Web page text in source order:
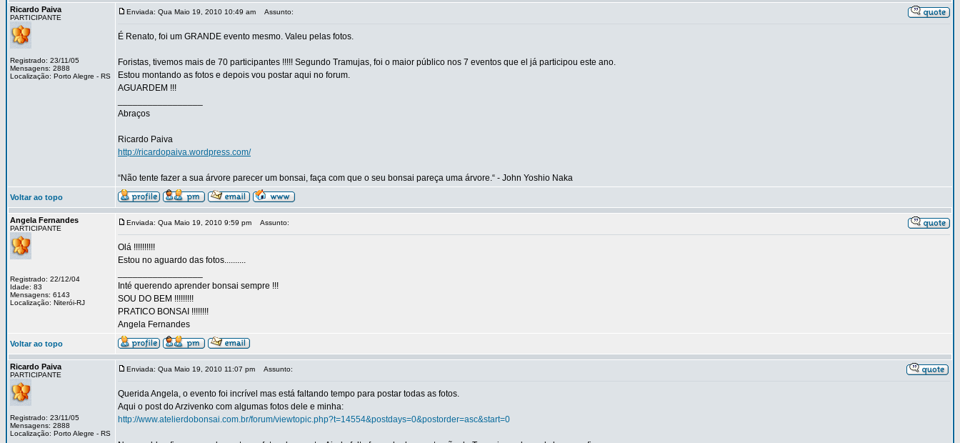
Ricardo Paiva
PARTICIPANTE
Registrado: 23/11/05
Mensagens: 2888
Localização: Porto Alegre - RS
Enviada: Qua Maio 19, 2010 10:49 am Assunto:
É Renato, foi um GRANDE evento mesmo. Valeu pelas fotos.
Foristas, tivemos mais de 70 participantes !!!!! Segundo Tramujas, foi o maior público nos 7 eventos que el já participou este ano.
Estou montando as fotos e depois vou postar aqui no forum.
AGUARDEM !!!
Abraços
Ricardo Paiva
http://ricardopaiva.wordpress.com/
“Não tente fazer a sua árvore parecer um bonsai, faça com que o seu bonsai pareça uma árvore.“ - John Yoshio Naka
Voltar ao topo
Angela Fernandes
PARTICIPANTE
Registrado: 22/12/04
Idade: 83
Mensagens: 6143
Localização: Niterói-RJ
Enviada: Qua Maio 19, 2010 9:59 pm Assunto:
Olá !!!!!!!!!!
Estou no aguardo das fotos..........
Inté querendo aprender bonsai sempre !!!
SOU DO BEM !!!!!!!!!
PRATICO BONSAI !!!!!!!!
Angela Fernandes
Voltar ao topo
Ricardo Paiva
PARTICIPANTE
Registrado: 23/11/05
Mensagens: 2888
Localização: Porto Alegre - RS
Enviada: Qua Maio 19, 2010 11:07 pm Assunto:
Querida Angela, o evento foi incrível mas está faltando tempo para postar todas as fotos.
Aqui o post do Arzivenko com algumas fotos dele e minha:
http://www.atelierdobonsai.com.br/forum/viewtopic.php?t=14554&postdays=0&postorder=asc&start=0